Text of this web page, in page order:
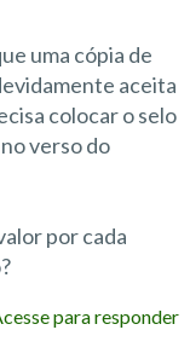
uma cópia de
aceita
colocar o selo
verso do
por cada
para responder